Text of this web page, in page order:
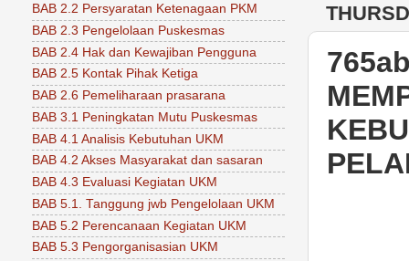
BAB 2.2 Persyaratan Ketenagaan PKM
BAB 2.3 Pengelolaan Puskesmas
BAB 2.4 Hak dan Kewajiban Pengguna
BAB 2.5 Kontak Pihak Ketiga
BAB 2.6 Pemeliharaan prasarana
BAB 3.1 Peningkatan Mutu Puskesmas
BAB 4.1 Analisis Kebutuhan UKM
BAB 4.2 Akses Masyarakat dan sasaran
BAB 4.3 Evaluasi Kegiatan UKM
BAB 5.1. Tanggung jwb Pengelolaan UKM
BAB 5.2 Perencanaan Kegiatan UKM
BAB 5.3 Pengorganisasian UKM